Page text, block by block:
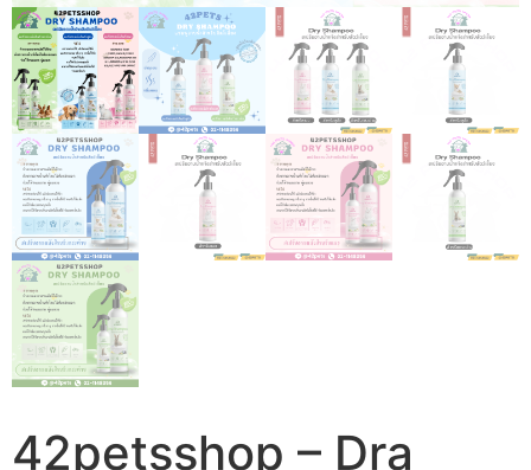
42petsshop – Dra